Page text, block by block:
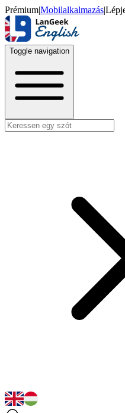
Prémium|Mobilalkalmazás|
Toggle navigation